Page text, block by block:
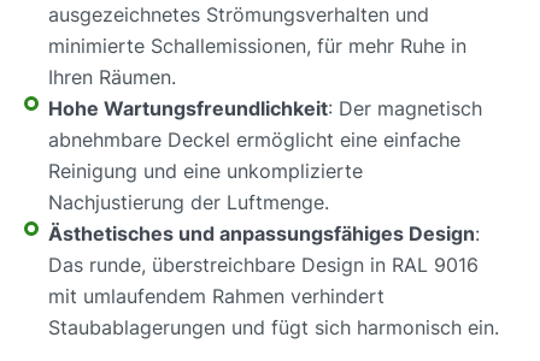
ausgezeichnetes Strömungsverhalten und
minimierte Schallemissionen, für mehr Ruhe in
Ihren Räumen.
Hohe Wartungsfreundlichkeit: Der magnetisch
abnehmbare Deckel ermöglicht eine einfache
Reinigung und eine unkomplizierte
Nachjustierung der Luftmenge.
Ästhetisches und anpassungsfähiges Design:
Das runde, überstreichbare Design in RAL 9016
mit umlaufendem Rahmen verhindert
Staubablagerungen und fügt sich harmonisch ein.